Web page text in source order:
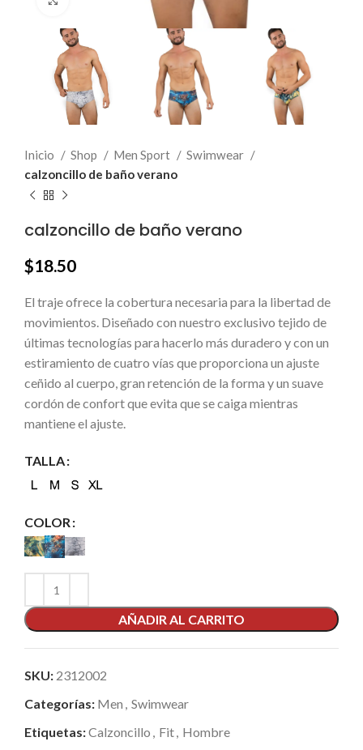
Inicio Shop Men Sport
Swimwear
calzoncillo de baño verano
calzoncillo de baño verano
$18.50
El traje ofrece la cobertura necesaria para la libertad de
movimientos. Diseñado con nuestro exclusivo tejido de
últimas tecnologías para hacerlo más duradero y con un
estiramiento de cuatro vías que proporciona un ajuste
ceñido al cuerpo, gran retención de la forma y un suave
cordón de confort que evita que se caiga mientras
mantiene el ajuste.
TALLA
COLOR
AÑADIR AL CARRITO
SKU: 2312002
Categorías: Men , Swimwear
Etiquetas:Calzoncillo , Fit, Hombre